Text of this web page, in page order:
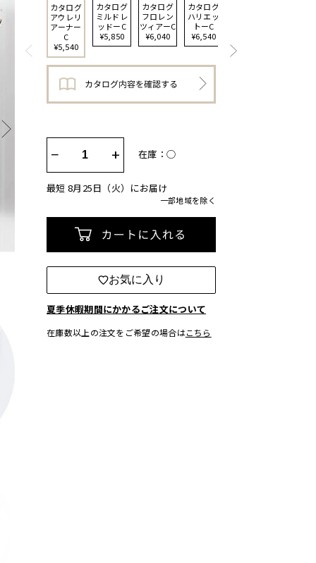
カタログ
アウレリ
アーナー
C
¥5,540
カタログ
ミルドレ
ッドーC
¥5,850
カタログ
フロレン
ツィアーC
¥6,040
カタログ
ハリエッ
トーC
¥6,540
− + 在庫：◯
最短 8月25日（火）にお届け
一部地域を除く
お気に入り
夏季休暇期間にかかるご注文について
在庫数以上の注文をご希望の場合はこちら